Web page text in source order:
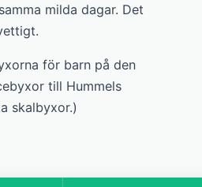
milda dagar. Det
för barn på den
till Hummels
skalbyxor.)